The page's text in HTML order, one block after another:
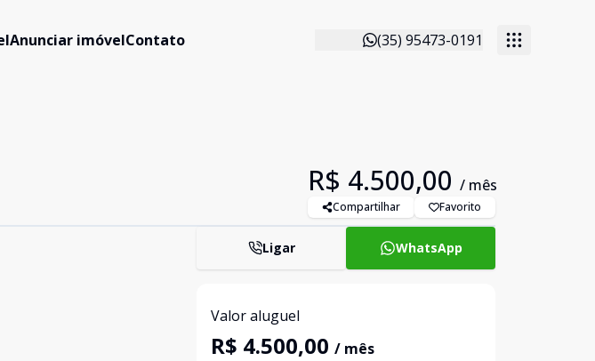
Anunciar imóvelContato (35) 95473-0191
R$ 4.500,00 / mês
Compartilhar Favorito
Ligar WhatsApp
Valor aluguel
R$ 4.500,00 / mês